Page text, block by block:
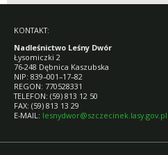
KONTAKT:
Nadleśnictwo Leśny Dwór
Łysomiczki 2
76-248 Dębnica Kaszubska
NIP: 839–001–17–82
REGON: 770528331
TELEFON: (59) 813 12 50
FAX: (59) 813 13 29
E-MAIL: lesnydwor@szczecinek.lasy.gov.pl